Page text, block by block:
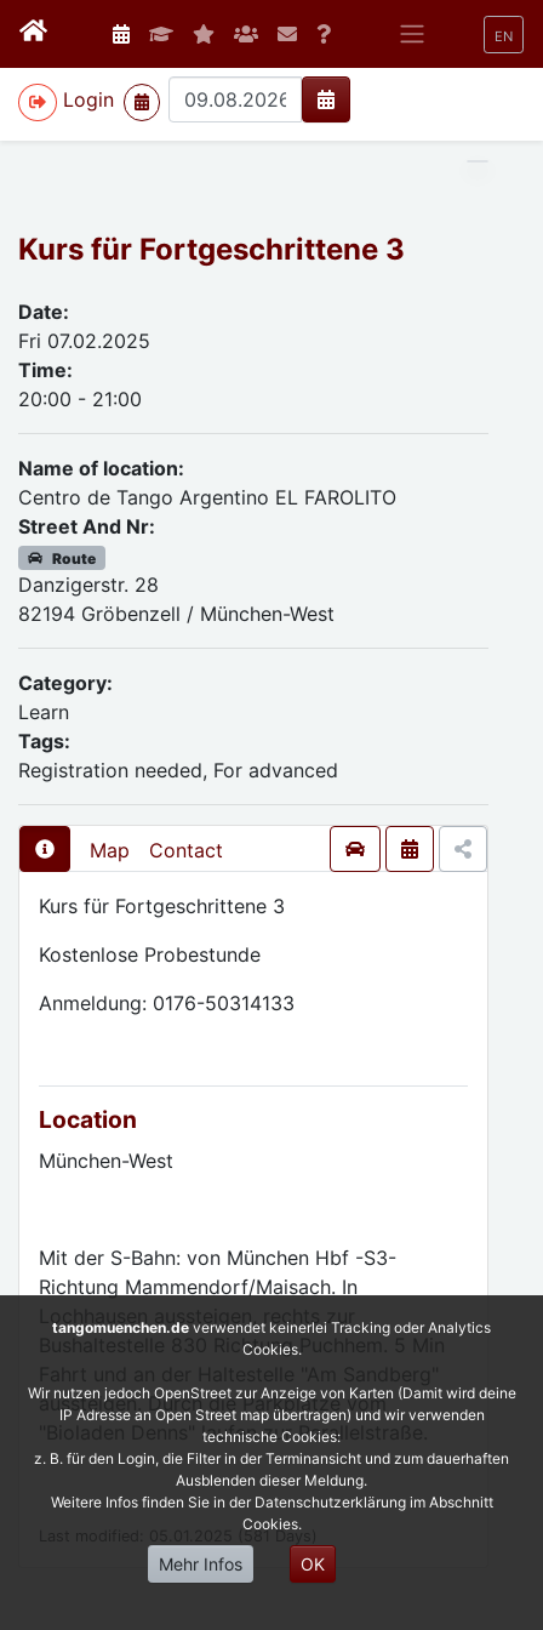
EN
Login
>
Kurs für Fortgeschrittene 3
Date:
Fri 07.02.2025
Time:
20:00 - 21:00
Name of location:
Centro de Tango Argentino EL FAROLITO
Street And Nr:
Route
Danzigerstr. 28
82194 Gröbenzell / München-West
Category:
Learn
Tags:
Registration needed, For advanced
Map Contact
Kurs für Fortgeschrittene 3
Kostenlose Probestunde
Anmeldung: 0176-50314133
Location
München-West
Mit der S-Bahn: von München Hbf -S3-
Richtung Mammendorf/Maisach. In
Lochhausen aussteigen, rechts zur
Bushaltestelle 830 Richtung Puchhem. 5 Min
aussteigen. Durch die Parkplätze vom
"Bioladen Denns" laufen zur Parallelstraße.
Last modified: 05.01.2025 (581 Days)
tangomuenchen.de verwendet keinerlei Tracking oder Analytics
Cookies.
Wir nutzen jedoch OpenStreet zur Anzeige von Karten (Damit wird deine
IP Adresse an Open Street map übertragen) und wir verwenden
technische Cookies:
z. B. für den Login, die Filter in der Terminansicht und zum dauerhaften
Ausblenden dieser Meldung.
Weitere Infos finden Sie in der Datenschutzerklärung im Abschnitt
Cookies.
Mehr Infos OK